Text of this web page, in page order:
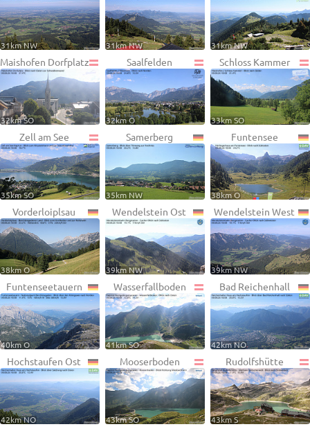
31km NW 31km NW 31km NW
Maishofen Dorfplatz
32km SO
Saalfelden
32km O
Schloss Kammer
33km SO
Zell am See
35km SO
Samerberg
35km NW
Funtensee
38km O
Vorderloiplsau
38km O
Wendelstein Ost
39km NW
Wendelstein West
39km NW
Funtenseetauern
40km O
Wasserfallboden
41km SO
Bad Reichenhall
42km NO
Hochstaufen Ost
42km NO
Mooserboden
43km SO
Rudolfshütte
43km S